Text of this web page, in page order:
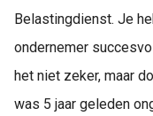
Belastingdienst. Je
ondernemer
het niet zeker, maar
was 5 jaar geleden